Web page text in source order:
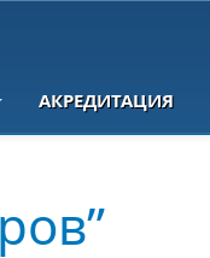
АКРЕДИТАЦИЯ